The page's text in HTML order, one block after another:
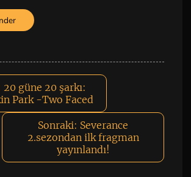
20 güne 20 şarkı:
Park -Two Faced
Sonraki: Severance
2.sezondan ilk fragman
yayınlandı!